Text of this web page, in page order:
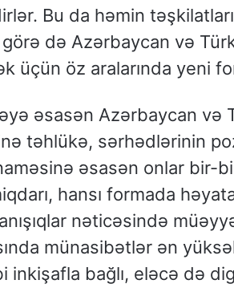
Bu da həmin
görə də Azərbaycan və
üçün öz aralarında yeni
əsasən Azərbaycan və
təhlükə, sərhədlərinin
əsasən onlar bir-
hansı formada
nəticəsində
münasibətlər ən
inkişafla bağlı, eləcə də